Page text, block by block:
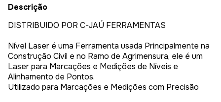
Descrição
DISTRIBUIDO POR C-JAÚ FERRAMENTAS
Nível Laser é uma Ferramenta usada Principalmente na
Construção Civil e no Ramo de Agrimensura, ele é um
Laser para Marcações e Medições de Níveis e
Alinhamento de Pontos.
Utilizado para Marcações e Medições com Precisão